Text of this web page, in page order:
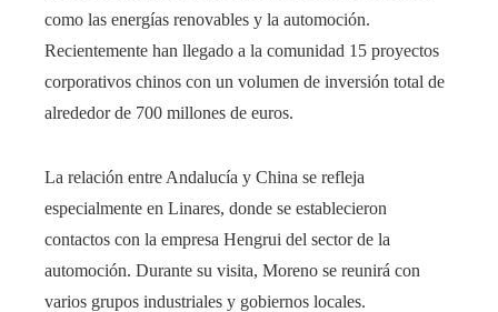
como las energías renovables y la automoción.
Recientemente han llegado a la comunidad 15 proyectos
corporativos chinos con un volumen de inversión total de
alrededor de 700 millones de euros.
La relación entre Andalucía y China se refleja
especialmente en Linares, donde se establecieron
contactos con la empresa Hengrui del sector de la
automoción. Durante su visita, Moreno se reunirá con
varios grupos industriales y gobiernos locales.